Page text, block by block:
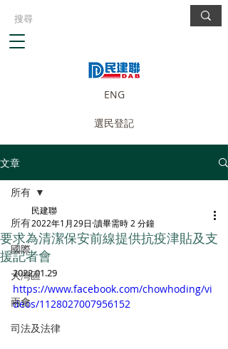
ENG
選民登記
文章
所有
國際
大灣區
兩會
司法及法律
所有
要求為清潔保安前線提供抗疫津貼及支
援記者會
民建聯
2022年1月29日 讀畢需時 2 分鐘
2022.01.29
https://www.facebook.com/chowhoding/vi
deos/1128027007956152